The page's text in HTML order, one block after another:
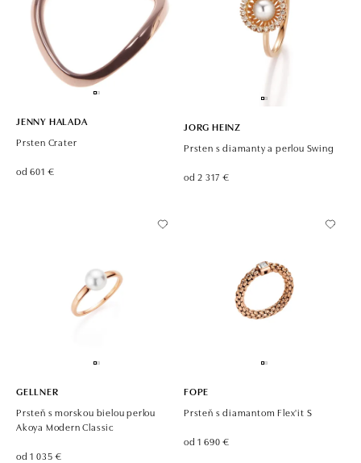
JENNY HALADA
Prsten Crater
od 601 €
JORG HEINZ
Prsten s diamanty a perlou Swing
od 2 317 €
GELLNER
Prsteň s morskou bielou perlou
Akoya Modern Classic
od 1 035 €
FOPE
Prsteň s diamantom Flex'it S
od 1 690 €